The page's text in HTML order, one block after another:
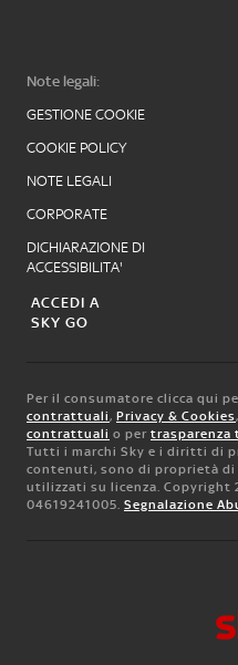
Note legali:
GESTIONE COOKIE
COOKIE POLICY
NOTE LEGALI
CORPORATE
DICHIARAZIONE DI
ACCESSIBILITA'
ACCEDI A
SKY GO
Per il consumatore clicca qui
contrattuali, Privacy & Cookies,
contrattuali o per trasparenza
Tutti i marchi Sky e i diritti di
contenuti, sono di proprietà di
utilizzati su licenza. Copyright
04619241005. Segnalazione